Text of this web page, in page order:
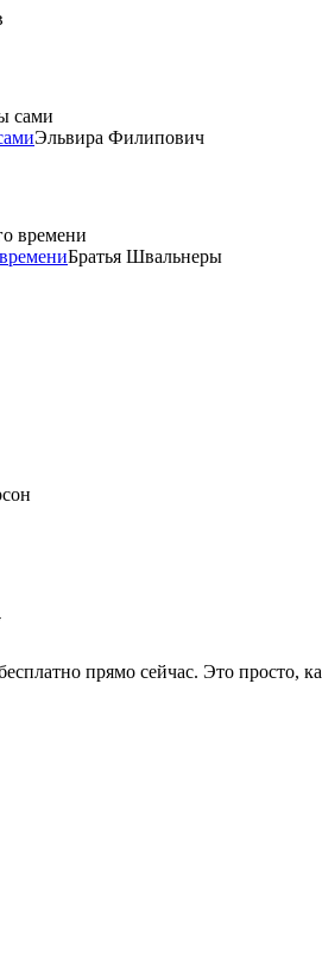
Эльвира Филипович
Братья Швальнеры
прямо сейчас. Это просто,